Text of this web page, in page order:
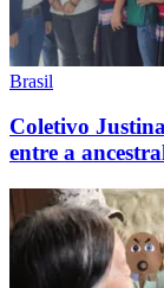
Brasil
Coletivo
entre a